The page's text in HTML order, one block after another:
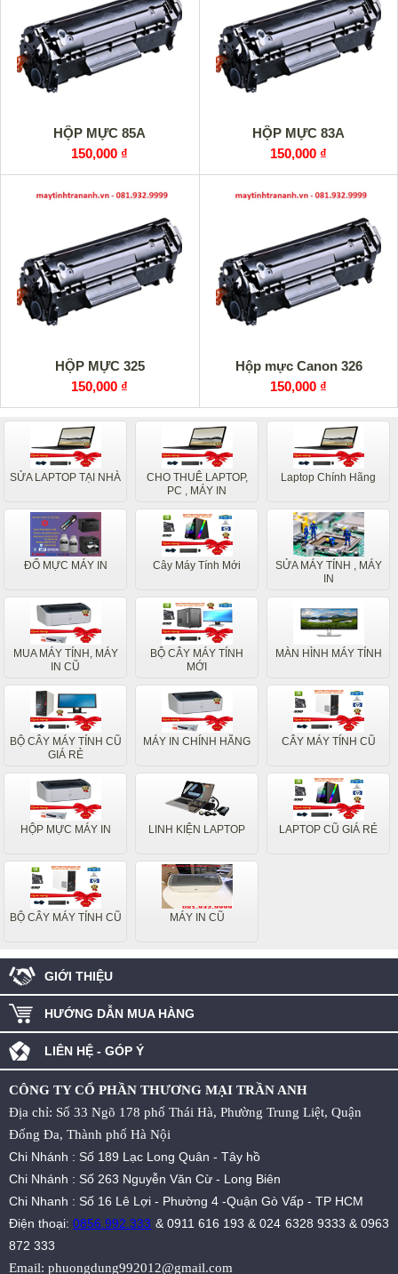
HỘP MỰC 85A
150,000 ₫
HỘP MỰC 83A
150,000 ₫
HỘP MỰC 325
150,000 ₫
Hộp mực Canon 326
150,000 ₫
SỬA LAPTOP TẠI NHÀ
CHO THUÊ LAPTOP,
PC , MÁY IN
Laptop Chính Hãng
ĐỔ MỰC MÁY IN Cây Máy Tính Mới
SỬA MÁY TÍNH , MÁY
IN
MUA MÁY TÍNH, MÁY
IN CŨ
BỘ CÂY MÁY TÍNH
MỚI
MÀN HÌNH MÁY TÍNH
BỘ CÂY MÁY TÍNH CŨ
GIÁ RẺ
MÁY IN CHÍNH HÃNG CÂY MÁY TÍNH CŨ
HỘP MỰC MÁY IN LINH KIỆN LAPTOP LAPTOP CŨ GIÁ RẺ
BỘ CÂY MÁY TÍNH CŨ MÁY IN CŨ
GIỚI THIỆU
HƯỚNG DẪN MUA HÀNG
LIÊN HỆ - GÓP Ý
CÔNG TY CỔ PHẦN THƯƠNG MẠI TRẦN ANH
Địa chỉ: Số 33 Ngõ 178 phố Thái Hà, Phường Trung Liệt, Quận
Đống Đa, Thành phố Hà Nội
Chi Nhánh : Số 189 Lạc Long Quân - Tây hồ
Chi Nhánh : Số 263 Nguyễn Văn Cừ - Long Biên
Chi Nhanh : Số 16 Lê Lợi - Phường 4 -Quận Gò Vấp - TP HCM
Điện thoại:0856.992.333 & 0911 616 193 &024 6328 9333 &0963
872 333
Email: phuongdung992012@gmail.com